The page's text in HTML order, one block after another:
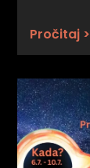
Pročitaj >